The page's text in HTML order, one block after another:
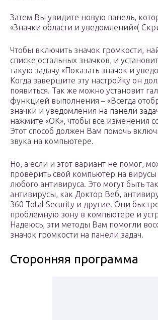
Затем Вы увидите новую панель,
«Значки области и уведомлений»(
Чтобы включить значок громкости,
списке остальных значков, и
такую задачу «Показать значок и
Когда завершите эту настройку он
появиться. Так же можно установит
функцией выполнения – «Всегда
значки и уведомления на панели
нажмите «ОК», чтобы все изменения
Этот способ должен Вам помочь
звука на компьютере.
Но, а если и этот вариант не помог,
проверить свой компьютер на
любого антивируса. Это могут быть
антивирусы, как Доктор Веб,
360 Total Security и другие. Они
проблемную зону в компьютере и
Надеюсь, эти методы Вам помогли
значок громкости на панели задач.
Сторонняя программа